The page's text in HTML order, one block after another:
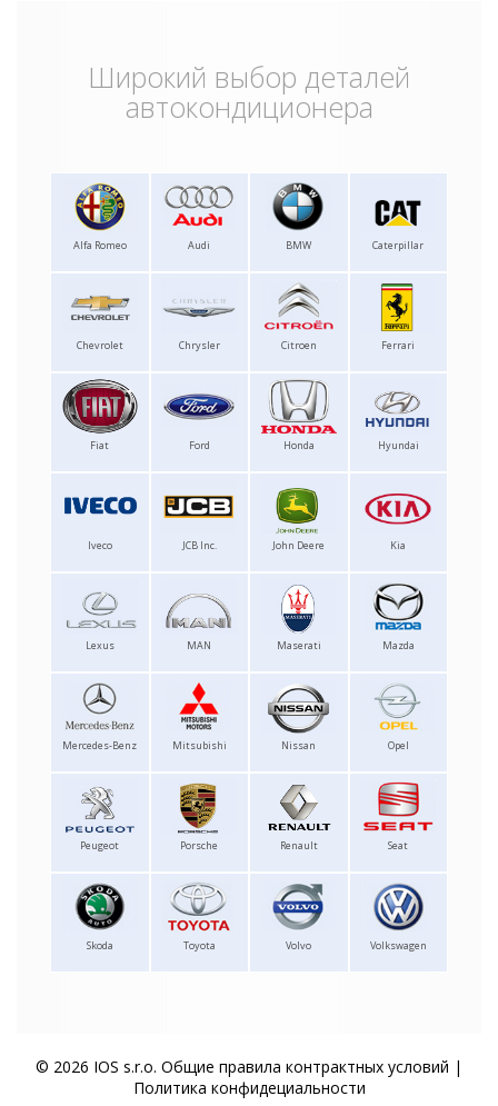
Широкий выбор деталей
автокондиционера
Alfa Romeo Audi BMW Caterpillar
Chevrolet Chrysler Citroen Ferrari
Fiat Ford Honda Hyundai
Iveco JCB Inc. John Deere Kia
Lexus MAN Maserati Mazda
Mercedes-Benz Mitsubishi Nissan Opel
Peugeot Porsche Renault Seat
Skoda Toyota Volvo Volkswagen
© 2026 IOS s.r.o. Общие правила контрактных условий |
Политика конфидециальности